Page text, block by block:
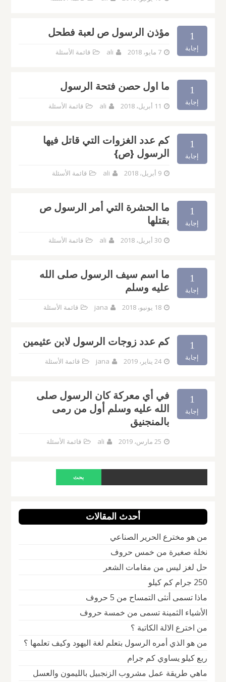
1
إجابة
مؤذن الرسول ص لعبة فطحل
7 مايو، 2018 ali قائمة الأسئلة
1
إجابة
ما اول حصن فتحة الرسول
11 أبريل، 2018 ali قائمة الأسئلة
1
إجابة
كم عدد الغزوات التي قاتل فيها
الرسول {ص}
9 أبريل، 2018 ali قائمة الأسئلة
1
إجابة
ما الحشرة التي أمر الرسول ص
بقتلها
30 أبريل، 2018 ali قائمة الأسئلة
1
إجابة
ما اسم سيف الرسول صلى الله
عليه وسلم
18 يونيو، 2018 jana قائمة الأسئلة
1
إجابة
كم عدد زوجات الرسول لابن عثيمين
24 يناير، 2019 jana قائمة الأسئلة
1
إجابة
في أي معركة كان الرسول صلى
الله عليه وسلم أول من رمى
بالمنجنيق
25 مارس، 2019 ali قائمة الأسئلة
أحدث المقالات
من هو مخترع الحرير الصناعي
نخلة صغيرة من خمس حروف
حل لغز ليس من مقامات الشعر
250 جرام كم كيلو
ماذا تسمى أنثى التمساح من 5 حروف
الأشياء الثمينة تسمى من خمسة حروف
من اخترع الالة الكاتبة ؟
من هو الذي أمره الرسول بتعلم لغة اليهود وكيف تعلمها ؟
ربع كيلو يساوي كم جرام
ماهي طريقة عمل مشروب الزنجبيل بالليمون والعسل